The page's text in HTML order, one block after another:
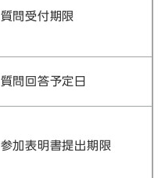
質問受付期限
質問回答予定日
参加表明書提出期限